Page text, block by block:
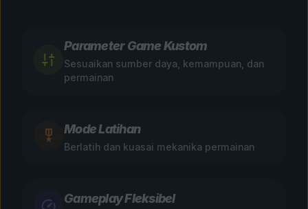
Parameter Game Kustom
Sesuaikan sumber daya, kemampuan, dan
permainan
Mode Latihan
Berlatih dan kuasai mekanika permainan
Gameplay Fleksibel